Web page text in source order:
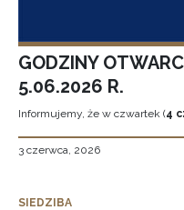
GODZINY
5.06.2026 R.
Informujemy, że w czwartek (4
3 czerwca, 2026
SIEDZIBA